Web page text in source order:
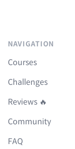
NAVIGATION
Courses
Challenges
Reviews 🔥
Community
FAQ